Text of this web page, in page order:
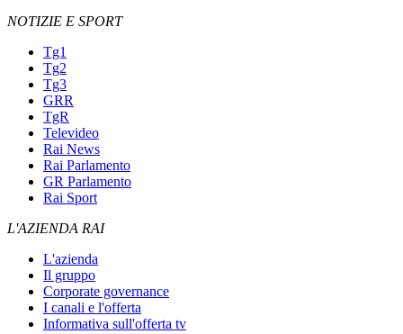
NOTIZIE E SPORT
Tg1
Tg2
Tg3
GRR
TgR
Televideo
Rai News
Rai Parlamento
GR Parlamento
Rai Sport
L'AZIENDA RAI
L'azienda
Il gruppo
Corporate governance
I canali e l'offerta
Informativa sull'offerta tv